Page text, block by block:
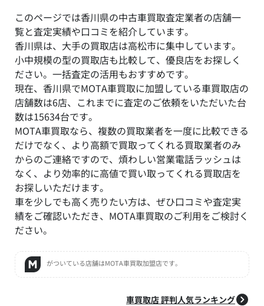
このページでは香川県の中古車買取査定業者の店舗一
覧と査定実績や口コミを紹介しています。
香川県は、大手の買取店は高松市に集中しています。
小中規模の型の買取店も比較して、優良店をお探しく
ださい。一括査定の活用もおすすめです。
現在、香川県でMOTA車買取に加盟している車買取店の
店舗数は6店、これまでに査定のご依頼をいただいた台
数は15634台です。
MOTA車買取なら、複数の買取業者を一度に比較できる
だけでなく、より高額で買取ってくれる買取業者のみ
からのご連絡ですので、煩わしい営業電話ラッシュは
なく、より効率的に高値で買い取ってくれる買取店を
お探しいただけます。
車を少しでも高く売りたい方は、ぜひ口コミや査定実
績をご確認いただき、MOTA車買取のご利用をご検討く
ださい。
がついている店舗はMOTA車買取加盟店です。
車買取店 評判人気ランキング